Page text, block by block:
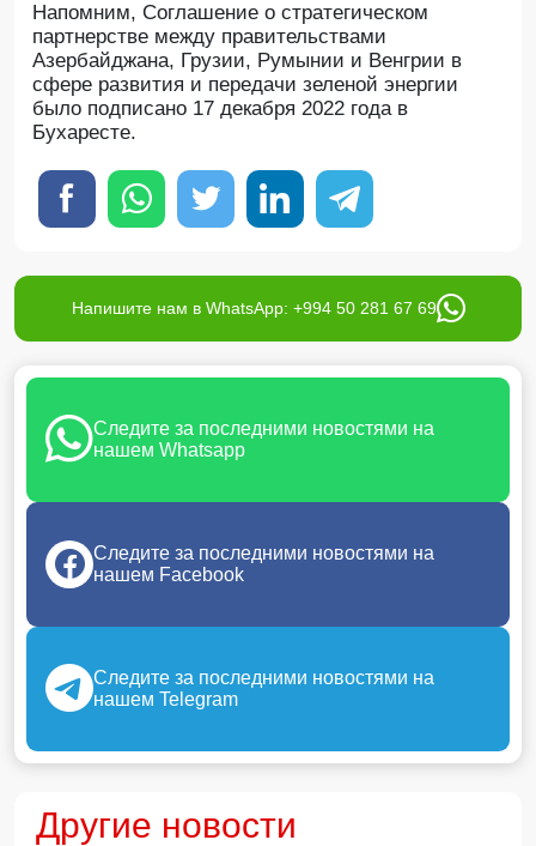
Напомним, Соглашение о стратегическом
партнерстве между правительствами
Азербайджана, Грузии, Румынии и Венгрии в
сфере развития и передачи зеленой энергии
было подписано 17 декабря 2022 года в
Бухаресте.
Напишите нам в WhatsApp: +994 50 281 67 69
Следите за последними новостями на
нашем Whatsapp
Следите за последними новостями на
нашем Facebook
Следите за последними новостями на
нашем Telegram
Другие новости